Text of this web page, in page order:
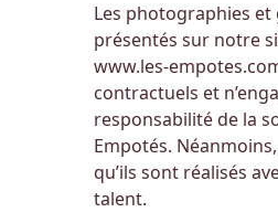
Les photographies et
présentés sur notre
www.les-
contractuels et
responsabilité de la
Empotés.
qu’ils sont réalisés
talent.